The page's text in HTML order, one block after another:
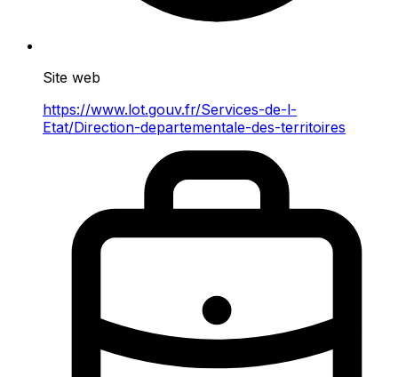
Site web
https://www.lot.gouv.fr/Services-de-l-
Etat/Direction-departementale-des-territoires